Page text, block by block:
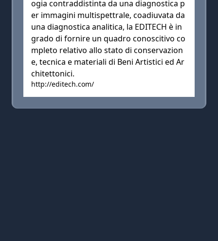
ogia contraddistinta da una diagnostica p
er immagini multispettrale, coadiuvata da
una diagnostica analitica, la EDITECH è in
grado di fornire un quadro conoscitivo co
mpleto relativo allo stato di conservazion
e, tecnica e materiali di Beni Artistici ed Ar
chitettonici.
http://editech.com/